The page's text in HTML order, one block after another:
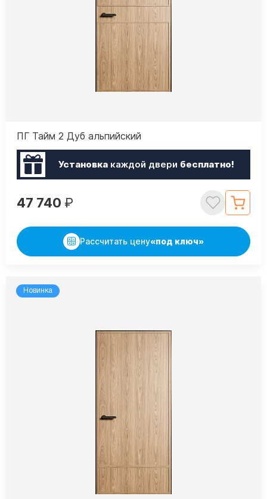
ПГ Тайм 2 Дуб альпийский
Установкакаждой двери бесплатно!
47 740 ₽
Рассчитать цену«под ключ»
Новинка